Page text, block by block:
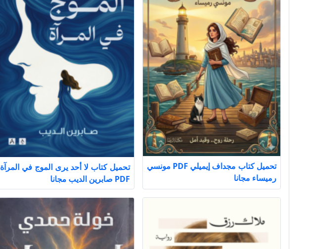
تحميل كتاب مجداف إيميلي PDF مونسي
رميساء مجانا
تحميل كتاب لا أحد يرى الموج في المرآة
PDF صابرين الديب مجانا